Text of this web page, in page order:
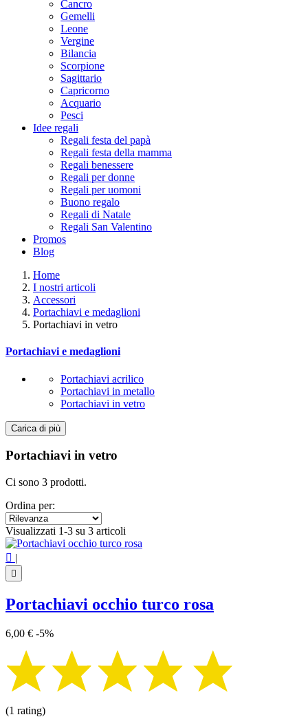
Cancro
Gemelli
Leone
Vergine
Bilancia
Scorpione
Sagittario
Capricorno
Acquario
Pesci
Idee regali
Regali festa del papà
Regali festa della mamma
Regali benessere
Regali per donne
Regali per uomoni
Buono regalo
Regali di Natale
Regali San Valentino
Promos
Blog
Home
I nostri articoli
Accessori
Portachiavi e medaglioni
Portachiavi in ​​vetro
Portachiavi e medaglioni
Portachiavi acrilico
Portachiavi in ​​metallo
Portachiavi in ​​vetro
Cancella filtri
€
Nazar Boncuk
Visualizza i prodotti a3
Carica di più
Portachiavi in ​​vetro
Ci sono 3 prodotti.
Ordina per:
Visualizzati 1-3 su 3 articoli
 |

Portachiavi occhio turco rosa
6,00 € -5%
(1 rating)